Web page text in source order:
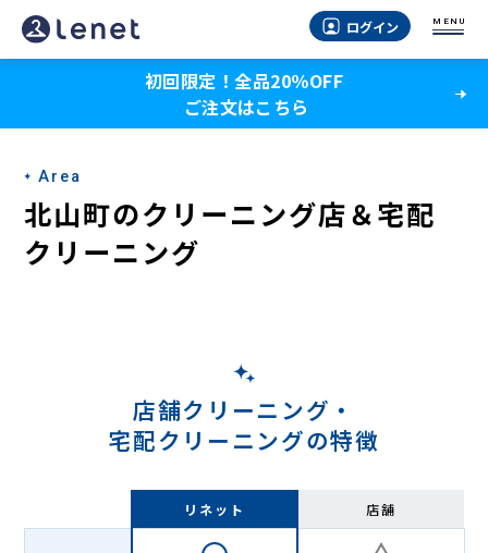
北
山
の
宅
配
ク
Lenet〈リ
ログイン MENU
初回限定！全品20％OFF
ご注文はこちら
Area
北山町のクリーニング店＆宅配
クリーニング
店舗クリーニング・
宅配クリーニングの特徴
リネット 店舗